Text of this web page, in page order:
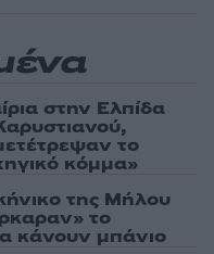
στην Ελπίδα
το
κόμμα»
της Μήλου
το
κάνουν μπάνιο